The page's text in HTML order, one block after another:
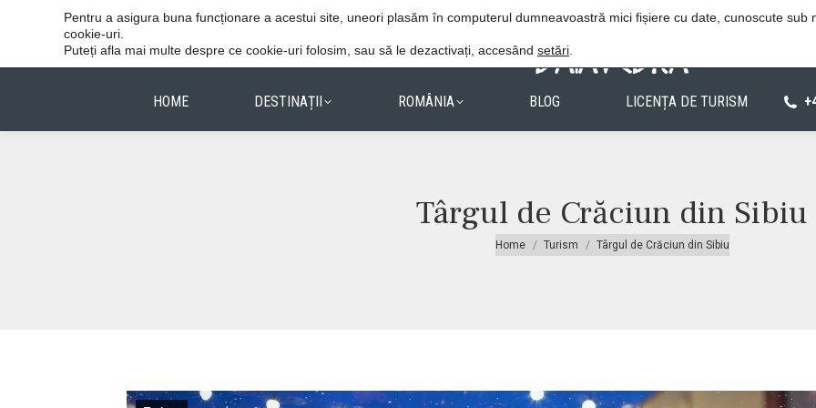
Vacanțele reușite stau în detalii. Procedura de rezervare Politica de
HOME DESTINAȚII ROMÂNIA BLOG LICENȚA DE TURISM
Târgul de Crăciun din Sibiu
You are here:
Home Turism Târgul de Crăciun din Sibiu
Pentru a asigura buna funcționare a acestui site, uneori plasăm în computerul dumneavoastră mici fișiere cu date, cunoscute sub
cookie-uri.
Puteți afla mai multe despre ce cookie-uri folosim, sau să le dezactivați, accesând setări